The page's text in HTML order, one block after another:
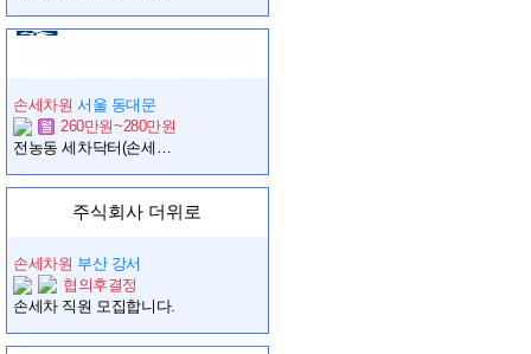
손세차원 서울 동대문
260만원~280만원
전농동 세차닥터(손세차장)에서 함께할 소중한 직원모집합니다
주식회사 더위로
손세차원 부산 강서
협의후결정
손세차 직원 모집합니다.